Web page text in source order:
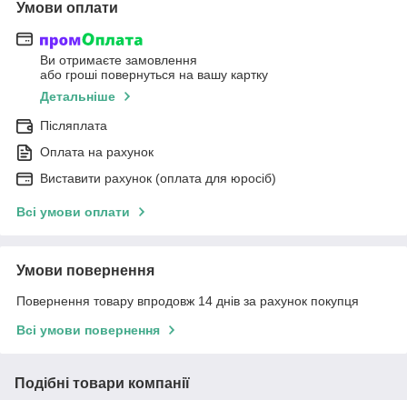
Умови оплати
Ви отримаєте замовлення
або гроші повернуться на вашу картку
Детальніше
Післяплата
Оплата на рахунок
Виставити рахунок (оплата для юросіб)
Всі умови оплати
Умови повернення
Повернення товару впродовж 14 днів за рахунок покупця
Всі умови повернення
Подібні товари компанії